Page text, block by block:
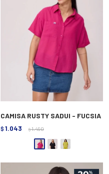
CAMISA RUSTY SADUI - FUCSIA
$ 1.043 $ 1.490